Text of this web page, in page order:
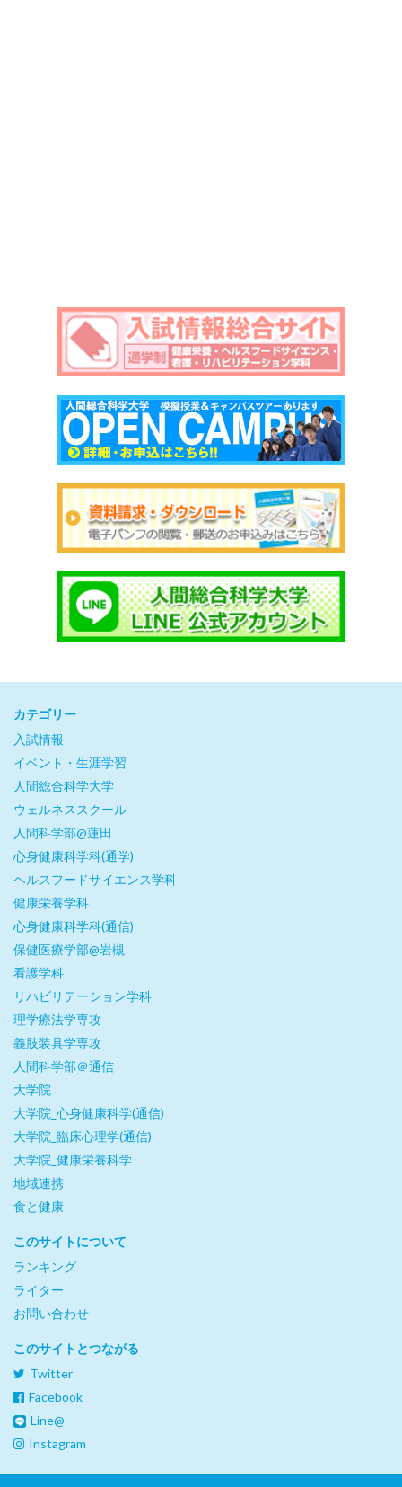
カテゴリー
入試情報
イベント・生涯学習
人間総合科学大学
ウェルネススクール
人間科学部@蓮田
心身健康科学科(通学)
ヘルスフードサイエンス学科
健康栄養学科
心身健康科学科(通信)
保健医療学部@岩槻
看護学科
リハビリテーション学科
理学療法学専攻
義肢装具学専攻
人間科学部＠通信
大学院
大学院_心身健康科学(通信)
大学院_臨床心理学(通信)
大学院_健康栄養科学
地域連携
食と健康
このサイトについて
ランキング
ライター
お問い合わせ
このサイトとつながる
Twitter
Facebook
Line@
Instagram